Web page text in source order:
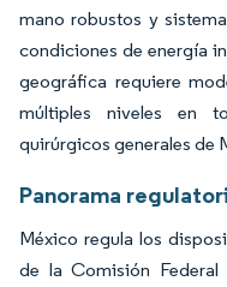
mano robustos y
condiciones de energía
geográfica requiere
múltiples niveles en
quirúrgicos generales de
Panorama
México regula los
de la Comisión